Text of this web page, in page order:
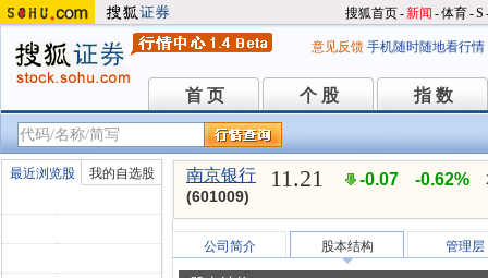
搜狐首页-新闻 -体育-S
意见反馈 手机随时随地看行情
首 页
首 页 个 股
个 股 指 数
指 数
最近浏览股 我的自选股 南京银行
(601009)
11.21 -0.07 -0.62%
公司简介 股本结构 管理层